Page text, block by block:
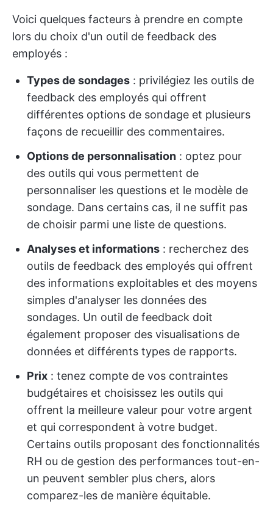
Voici quelques facteurs à prendre en compte
lors du choix d'un outil de feedback des
employés :
Types de sondages : privilégiez les outils de
feedback des employés qui offrent
différentes options de sondage et plusieurs
façons de recueillir des commentaires.
Options de personnalisation : optez pour
des outils qui vous permettent de
personnaliser les questions et le modèle de
sondage. Dans certains cas, il ne suffit pas
de choisir parmi une liste de questions.
Analyses et informations : recherchez des
outils de feedback des employés qui offrent
des informations exploitables et des moyens
simples d'analyser les données des
sondages. Un outil de feedback doit
également proposer des visualisations de
données et différents types de rapports.
Prix : tenez compte de vos contraintes
budgétaires et choisissez les outils qui
offrent la meilleure valeur pour votre argent
et qui correspondent à votre budget.
Certains outils proposant des fonctionnalités
RH ou de gestion des performances tout-en-
un peuvent sembler plus chers, alors
comparez-les de manière équitable.